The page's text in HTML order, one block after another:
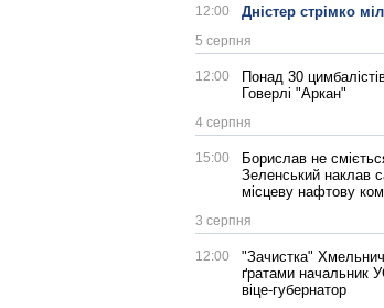
12:00 Дністер стрімко
5 серпня
12:00
Понад 30
Говерлі "Аркан"
4 серпня
15:00
Борислав не
Зеленський наклав
місцеву нафтову
3 серпня
12:00
"Зачистка"
ґратами начальник
віце-губернатор